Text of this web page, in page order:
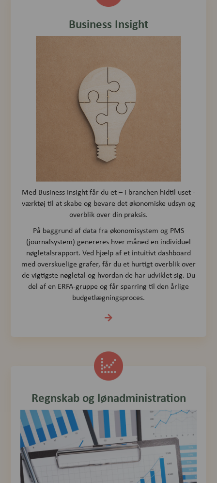
Business Insight
Med Business Insight får du et – i branchen hidtil uset -
værktøj til at skabe og bevare det økonomiske udsyn og
overblik over din praksis.
På baggrund af data fra økonomisystem og PMS
(journalsystem) genereres hver måned en individuel
nøgletalsrapport. Ved hjælp af et intuitivt dashboard
med overskuelige grafer, får du et hurtigt overblik over
de vigtigste nøgletal og hvordan de har udviklet sig. Du
del af en ERFA-gruppe og får sparring til den årlige
budgetlægningsproces.
Regnskab og lønadministration